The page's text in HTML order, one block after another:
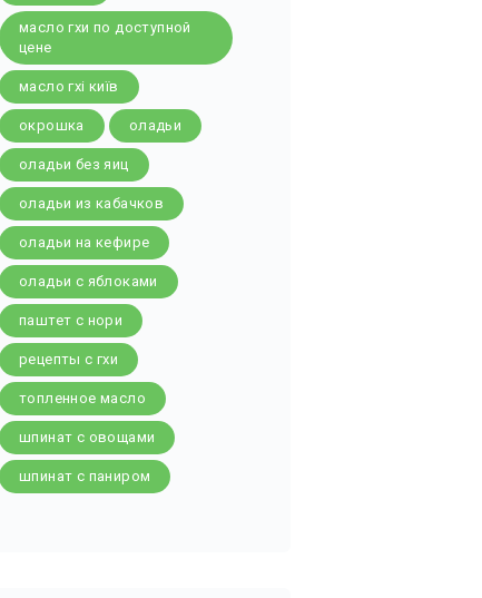
масло гхи по доступной
цене
масло гхі київ
окрошка оладьи
оладьи без яиц
оладьи из кабачков
оладьи на кефире
оладьи с яблоками
паштет с нори
рецепты с гхи
топленное масло
шпинат с овощами
шпинат с паниром